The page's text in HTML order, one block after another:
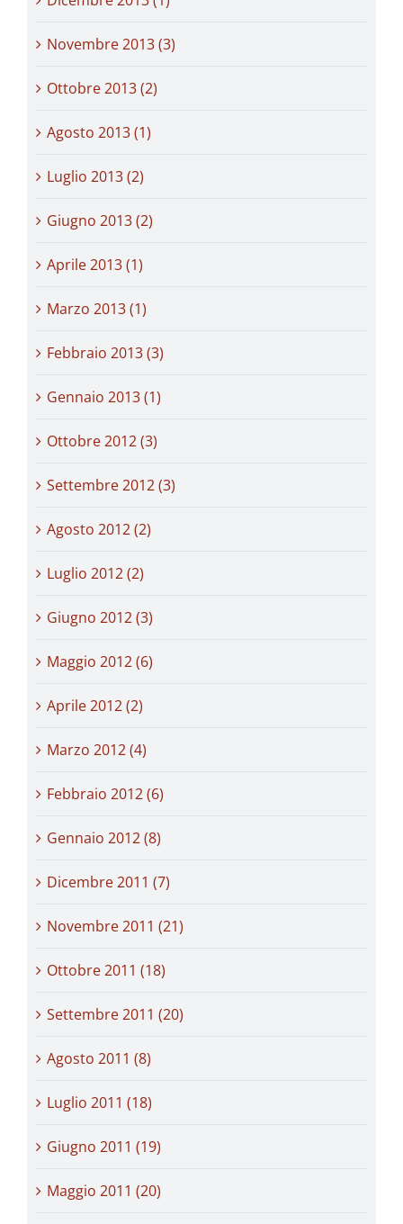
Novembre 2013 (3)
Ottobre 2013 (2)
Agosto 2013 (1)
Luglio 2013 (2)
Giugno 2013 (2)
Aprile 2013 (1)
Marzo 2013 (1)
Febbraio 2013 (3)
Gennaio 2013 (1)
Ottobre 2012 (3)
Settembre 2012 (3)
Agosto 2012 (2)
Luglio 2012 (2)
Giugno 2012 (3)
Maggio 2012 (6)
Aprile 2012 (2)
Marzo 2012 (4)
Febbraio 2012 (6)
Gennaio 2012 (8)
Dicembre 2011 (7)
Novembre 2011 (21)
Ottobre 2011 (18)
Settembre 2011 (20)
Agosto 2011 (8)
Luglio 2011 (18)
Giugno 2011 (19)
Maggio 2011 (20)